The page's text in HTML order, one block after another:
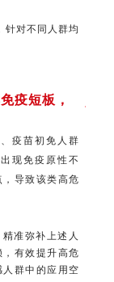
针对不同人群均
疫短板，
疫苗初免人群
现免疫原性不
导致该类高危
准弥补上述人
有效提升高危
群中的应用空